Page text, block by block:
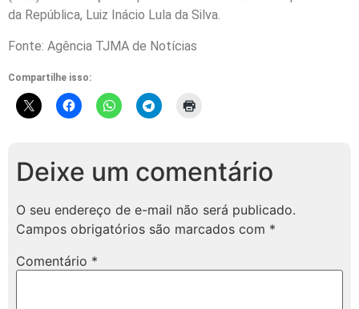
da República, Luiz Inácio Lula da Silva.
Fonte: Agência TJMA de Notícias
Compartilhe isso:
Deixe um comentário
O seu endereço de e-mail não será publicado.
Campos obrigatórios são marcados com *
Comentário *